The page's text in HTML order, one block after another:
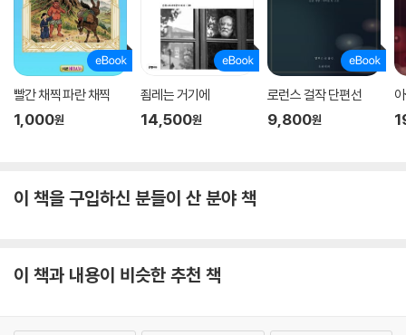
빨간 채찍 파란 채찍
1,000원
죔레는 거기에
14,500원
로런스 걸작 단편선
9,800원
이 책을 구입하신 분들이 산 분야 책
이 책과 내용이 비슷한 추천 책